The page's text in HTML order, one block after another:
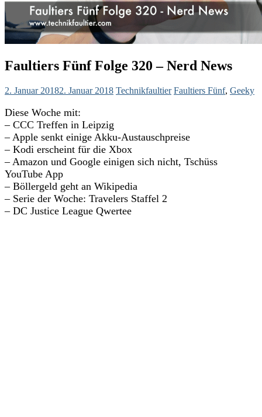
Faultiers Fünf Folge 320 – Nerd News
2. Januar 20182. Januar 2018 Technikfaultier Faultiers Fünf, Geeky
Diese Woche mit:
– CCC Treffen in Leipzig
– Apple senkt einige Akku-Austauschpreise
– Kodi erscheint für die Xbox
– Amazon und Google einigen sich nicht, Tschüss
YouTube App
– Böllergeld geht an Wikipedia
– Serie der Woche: Travelers Staffel 2
– DC Justice League Qwertee